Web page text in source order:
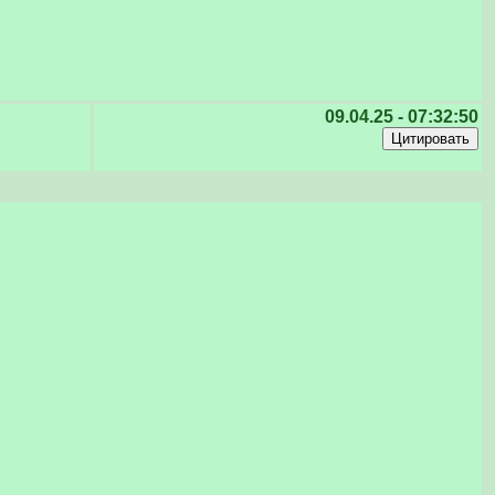
09.04.25 - 07:32:50